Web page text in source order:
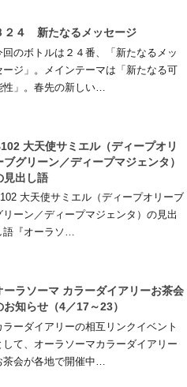
２４ 新たなるメッセージ
回のボトルは２４番、「新たなるメッ
ージ」。メインテーマは「新たなる可
性」。春先の新しい…
大天使サミエル（ディープオリ
ブグリーン／ディープマジェンタ）
見出し語
大天使サミエル（ディープオリーブ
リーン／ディープマジェンタ）の見出
語『オーラソ…
ーラソーマ カラーダイアリーお茶会
お知らせ（4／17～23）
ラーダイアリーの相互リンクイベント
して、オーラソーマカラーダイアリー
茶会が各地で開催中…